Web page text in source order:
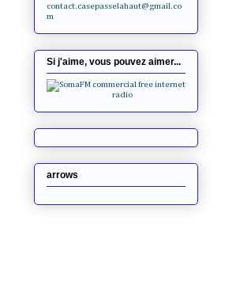
contact.casepasselahaut@gmail.co
m
Si j'aime, vous pouvez aimer...
arrows